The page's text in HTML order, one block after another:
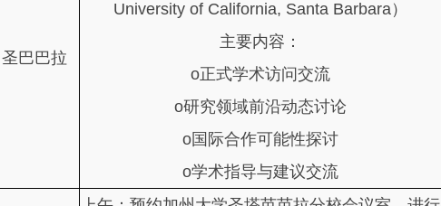
圣巴巴拉
University of California, Santa Barbara）
主要内容：
o正式学术访问交流
o研究领域前沿动态讨论
o国际合作可能性探讨
o学术指导与建议交流